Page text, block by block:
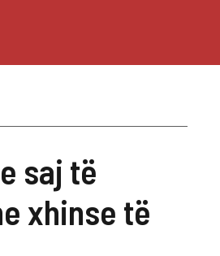
saj të
xhinse të